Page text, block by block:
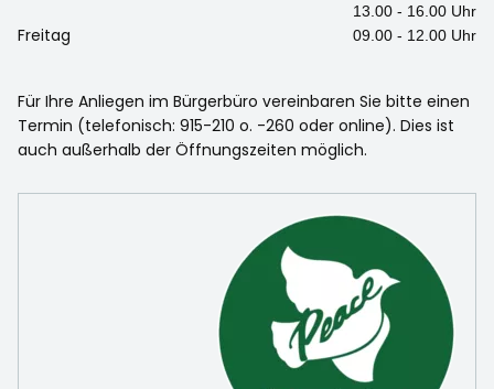
13.00 - 16.00 Uhr
Freitag 09.00 - 12.00 Uhr
Für Ihre Anliegen im Bürgerbüro vereinbaren Sie bitte einen
Termin (telefonisch: 915-210 o. -260 oder online). Dies ist
auch außerhalb der Öffnungszeiten möglich.